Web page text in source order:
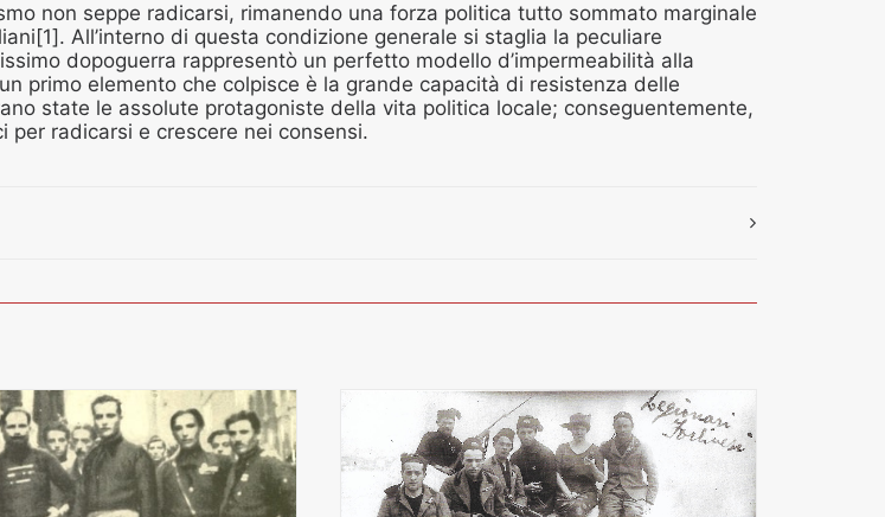
non seppe radicarsi, rimanendo una forza politica tutto sommato marginale
All’interno di questa condizione generale si staglia la peculiare
dopoguerra rappresentò un perfetto modello d’impermeabilità alla
primo elemento che colpisce è la grande capacità di resistenza delle
state le assolute protagoniste della vita politica locale; conseguentemente,
radicarsi e crescere nei consensi.